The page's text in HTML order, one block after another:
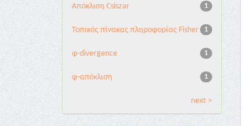
1
Απόκλιση Csiszar
1
Τοπικός πίνακας πληροφορίας Fisher
1
φ-divergence
1
φ-απόκλιση
next >